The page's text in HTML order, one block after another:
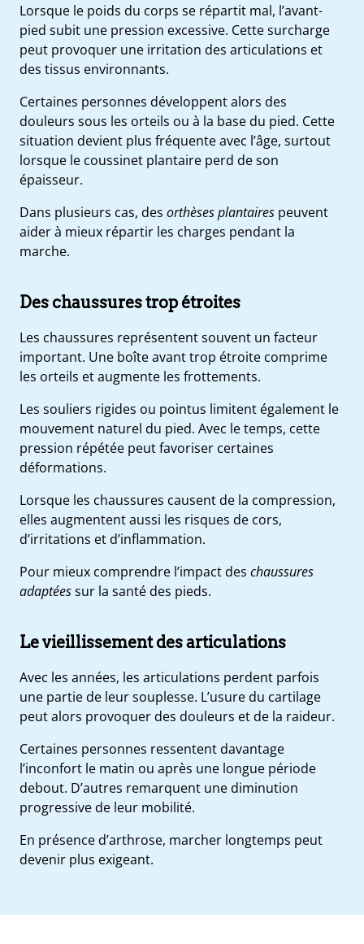
Lorsque le poids du corps se répartit mal, l’avant-
pied subit une pression excessive. Cette surcharge
peut provoquer une irritation des articulations et
des tissus environnants.
Certaines personnes développent alors des
douleurs sous les orteils ou à la base du pied. Cette
situation devient plus fréquente avec l’âge, surtout
lorsque le coussinet plantaire perd de son
épaisseur.
Dans plusieurs cas, des orthèses plantaires peuvent
aider à mieux répartir les charges pendant la
marche.
Des chaussures trop étroites
Les chaussures représentent souvent un facteur
important. Une boîte avant trop étroite comprime
les orteils et augmente les frottements.
Les souliers rigides ou pointus limitent également le
mouvement naturel du pied. Avec le temps, cette
pression répétée peut favoriser certaines
déformations.
Lorsque les chaussures causent de la compression,
elles augmentent aussi les risques de cors,
d’irritations et d’inflammation.
Pour mieux comprendre l’impact des chaussures
adaptéessur la santé des pieds.
Le vieillissement des articulations
Avec les années, les articulations perdent parfois
une partie de leur souplesse. L’usure du cartilage
peut alors provoquer des douleurs et de la raideur.
Certaines personnes ressentent davantage
l’inconfort le matin ou après une longue période
debout. D’autres remarquent une diminution
progressive de leur mobilité.
En présence d’arthrose, marcher longtemps peut
devenir plus exigeant.